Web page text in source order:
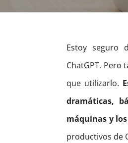
Estoy seguro
ChatGPT. Pero
que utilizarlo.
dramáticas,
máquinas y
productivos de